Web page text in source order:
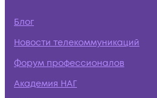
Блог
Новости телекоммуникаций
Форум профессионалов
Академия НАГ